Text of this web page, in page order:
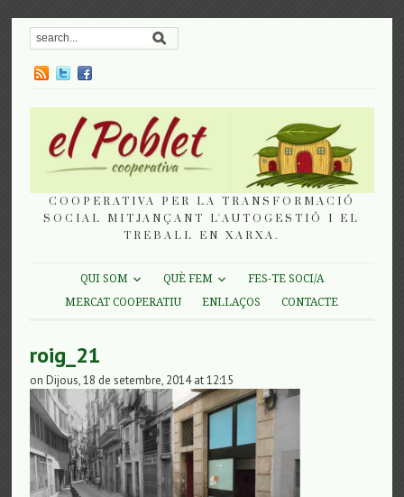
COOPERATIVA PER LA TRANSFORMACIÓ
SOCIAL MITJANÇANT L'AUTOGESTIÓ I EL
TREBALL EN XARXA.
QUI SOM QUÈ FEM
FES-TE SOCI/A
MERCAT COOPERATIU
ENLLAÇOS CONTACTE
roig_21
on Dijous, 18 de setembre, 2014 at 12:15